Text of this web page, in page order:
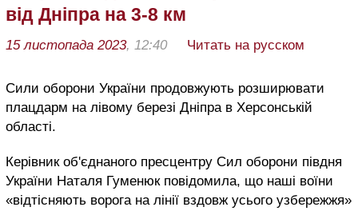
від Дніпра на 3-8 км
15 листопада 2023, 12:40 Читать на русском
Сили оборони України продовжують розширювати
плацдарм на лівому березі Дніпра в Херсонській
області.
Керівник об'єднаного пресцентру Сил оборони півдня
України Наталя Гуменюк повідомила, що наші воїни
«відтісняють ворога на лінії вздовж усього узбережжя»